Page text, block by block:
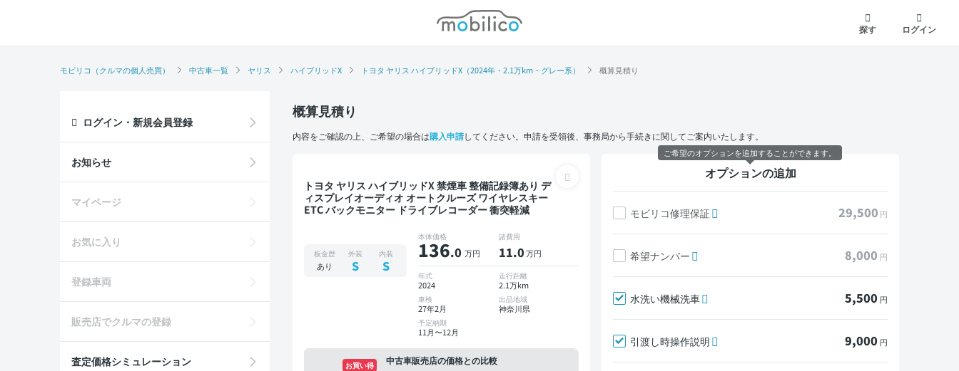
モビリコ
探す
ログイン
モビリコ（クルマの個人売買） 中古車一覧 ヤリス ハイブリッドX トヨタ ヤリス ハイブリッドX（2024年・2.1万km・グレー系） 概算見積り
概算見積り
内容をご確認の上、ご希望の場合は購入申請してください。申請を受領後、事務局から手続きに関してご案内いたします。
トヨタ ヤリス ハイブリッドX 禁煙車 整備記録簿あり デ
ィスプレイオーディオ オートクルーズ ワイヤレスキー
ETC バックモニター ドライブレコーダー 衝突軽減
板金歴
あり
外装
S
内装
S
本体価格
136.0 万円
諸費用
11.0万円
年式
2024
走行距離
2.1万km
車検
27年2月
出品地域
神奈川県
予定納期
11月〜12月
中古車販売店の価格との比較
お買い得
オプションの追加
モビリコ修理保証 29,500 円
希望ナンバー 8,000 円
水洗い機械洗車 5,500 円
引渡し時操作説明 9,000 円
ログイン・新規会員登録
お知らせ
マイページ
お気に入り
登録車両
販売店でクルマの登録
査定価格シミュレーション
ご希望のオプションを追加することができます。